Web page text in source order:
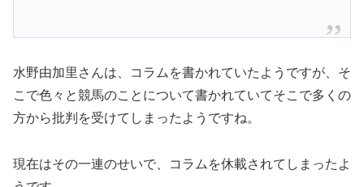
水野由加里さんは、コラムを書かれていたようですが、そ
こで色々と競馬のことについて書かれていてそこで多くの
方から批判を受けてしまったようですね。
現在はその一連のせいで、コラムを休載されてしまったよ